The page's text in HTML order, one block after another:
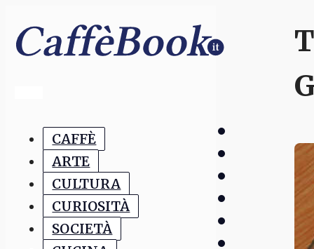
CAFFÈ
ARTE
CULTURA
CURIOSITÀ
SOCIETÀ